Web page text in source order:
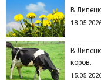
В
В
коров.